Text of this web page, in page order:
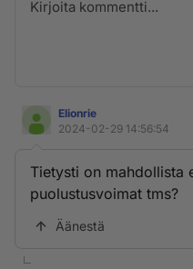
Elionrie
2024-02-29 14:56:54
Tietysti on mahdollista
puolustusvoimat tms?
Äänestä